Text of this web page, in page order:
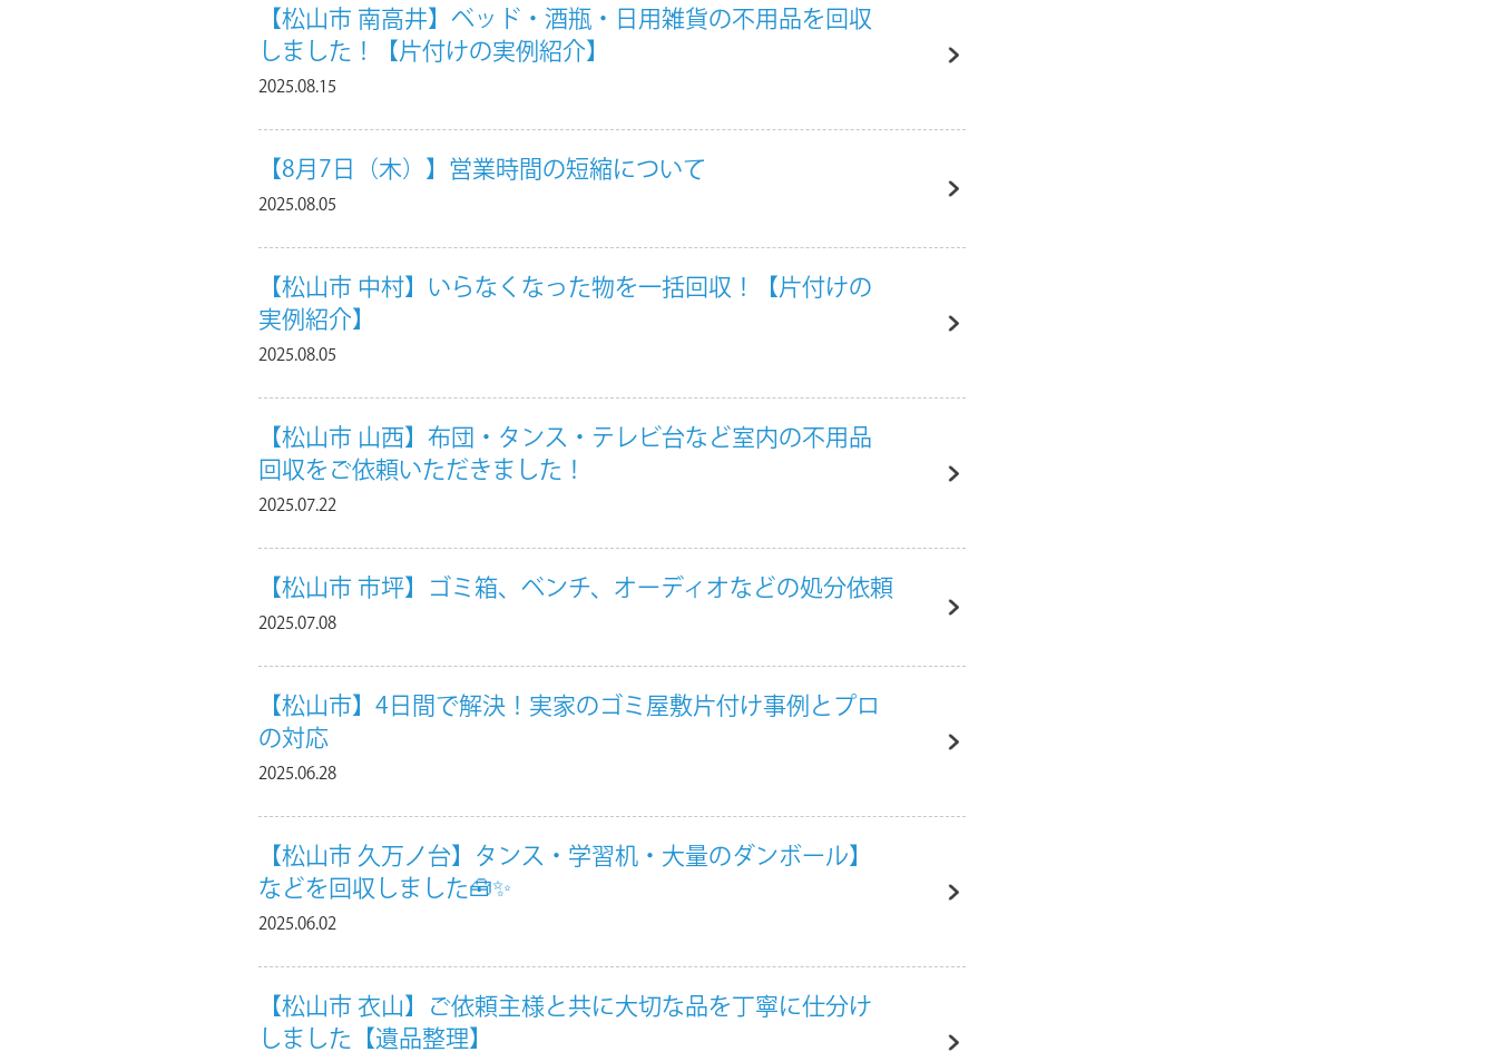
【松山市 南高井】ベッド・酒瓶・日用雑貨の不用品を回収
しました！【片付けの実例紹介】
2025.08.15
【8月7日（木）】営業時間の短縮について
2025.08.05
【松山市 中村】いらなくなった物を一括回収！【片付けの
実例紹介】
2025.08.05
【松山市 山西】布団・タンス・テレビ台など室内の不用品
回収をご依頼いただきました！
2025.07.22
【松山市 市坪】ゴミ箱、ベンチ、オーディオなどの処分依頼
2025.07.08
【松山市】4日間で解決！実家のゴミ屋敷片付け事例とプロ
の対応
2025.06.28
【松山市 久万ノ台】タンス・学習机・大量のダンボール】
などを回収しました🧰✨
2025.06.02
【松山市 衣山】ご依頼主様と共に大切な品を丁寧に仕分け
しました【遺品整理】